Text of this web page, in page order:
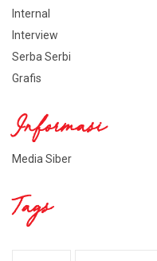
Internal
Interview
Serba Serbi
Grafis
Informasi
Media Siber
Tags